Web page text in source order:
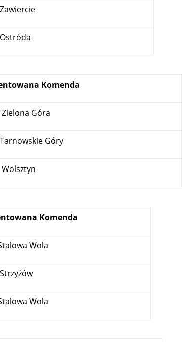
Komenda
Zielona Góra
Tarnowskie Góry
Wolsztyn
Komenda
Wola
Wola